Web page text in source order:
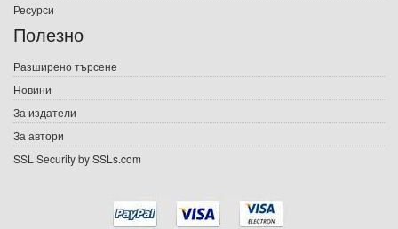
Е-списания
Подаръци
Ваучери
Ресурси
Полезно
Разширено търсене
Новини
За издатели
За автори
SSL Security by SSLs.com